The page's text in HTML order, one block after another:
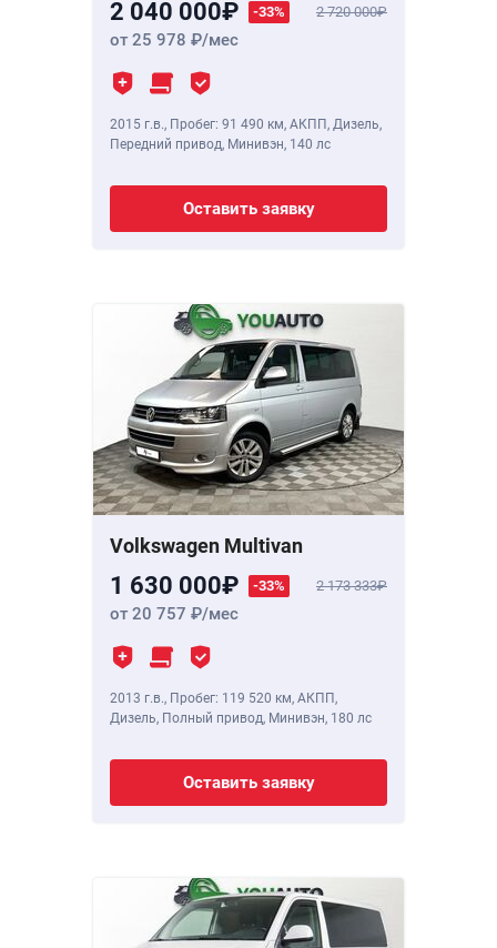
2 040 000 -33% 2 720 000
от 25 978 /мес
2015 г.в., Пробег: 91 490 км, АКПП, Дизель,
Передний привод, Минивэн, 140 лс
Оставить заявку
Volkswagen Multivan
1 630 000 -33% 2 173 333
от 20 757 /мес
2013 г.в., Пробег: 119 520 км, АКПП,
Дизель, Полный привод, Минивэн, 180 лс
Оставить заявку